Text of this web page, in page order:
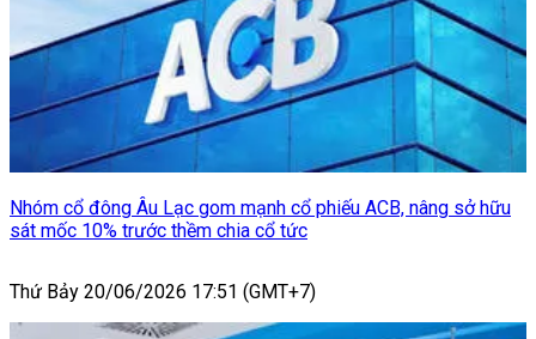
Nhóm cổ đông Âu Lạc gom mạnh cổ phiếu ACB, nâng sở hữu
sát mốc 10% trước thềm chia cổ tức
Thứ Bảy 20/06/2026 17:51 (GMT+7)